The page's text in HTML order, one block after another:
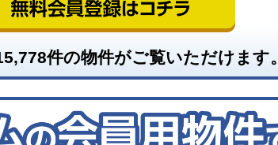
件の物件がご覧いただけます。